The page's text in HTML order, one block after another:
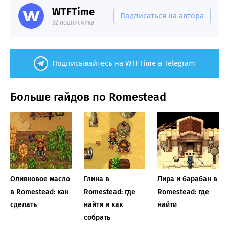
WTFTime
52 подписчика
Подписаться на автора
Подписывайтесь на WTFTime в Telegram
Больше гайдов по Romestead
Оливковое масло
в Romestead: как
сделать
Глина в
Romestead: где
найти и как
собрать
Лира и барабан в
Romestead: где
найти